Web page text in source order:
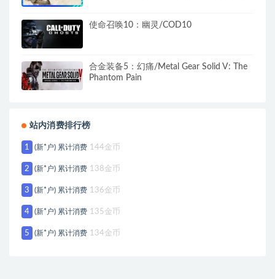
使命召唤10：幽灵/COD10
合金装备5：幻痛/Metal Gear Solid V: The
Phantom Pain
站内消费排行榜
1 (新*户) 累计消费 144金币
2 (新*户) 累计消费 138金币
3 (新*户) 累计消费 136金币
4 (新*户) 累计消费 135金币
5 (新*户) 累计消费 134金币